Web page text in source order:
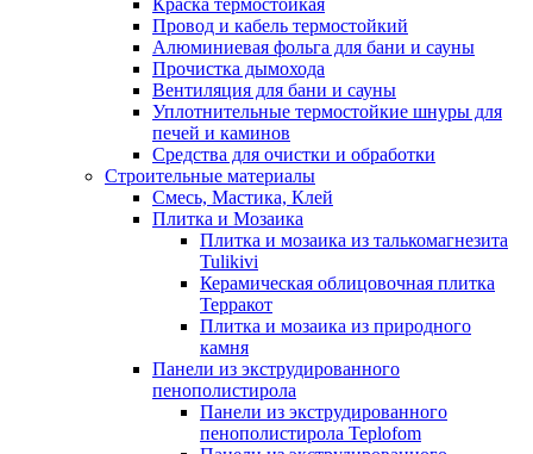
Краска термостойкая
Провод и кабель термостойкий
Алюминиевая фольга для бани и сауны
Прочистка дымохода
Вентиляция для бани и сауны
Уплотнительные термостойкие шнуры для
печей и каминов
Средства для очистки и обработки
Строительные материалы
Смесь, Мастика, Клей
Плитка и Мозаика
Плитка и мозаика из талькомагнезита
Tulikivi
Керамическая облицовочная плитка
Терракот
Плитка и мозаика из природного
камня
Панели из экструдированного
пенополистирола
Панели из экструдированного
пенополистирола Teplofom